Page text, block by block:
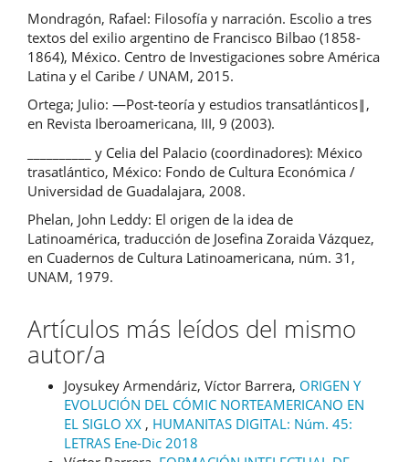
Mondragón, Rafael: Filosofía y narración. Escolio a tres
textos del exilio argentino de Francisco Bilbao (1858-
1864), México. Centro de Investigaciones sobre América
Latina y el Caribe / UNAM, 2015.
Ortega; Julio: ―Post-teoría y estudios transatlánticos‖,
en Revista Iberoamericana, III, 9 (2003).
__________ y Celia del Palacio (coordinadores): México
trasatlántico, México: Fondo de Cultura Económica /
Universidad de Guadalajara, 2008.
Phelan, John Leddy: El origen de la idea de
Latinoamérica, traducción de Josefina Zoraida Vázquez,
en Cuadernos de Cultura Latinoamericana, núm. 31,
UNAM, 1979.
Artículos más leídos del mismo
autor/a
Joysukey Armendáriz, Víctor Barrera, ORIGEN Y
EVOLUCIÓN DEL CÓMIC NORTEAMERICANO EN
EL SIGLO XX , HUMANITAS DIGITAL: Núm. 45:
LETRAS Ene-Dic 2018